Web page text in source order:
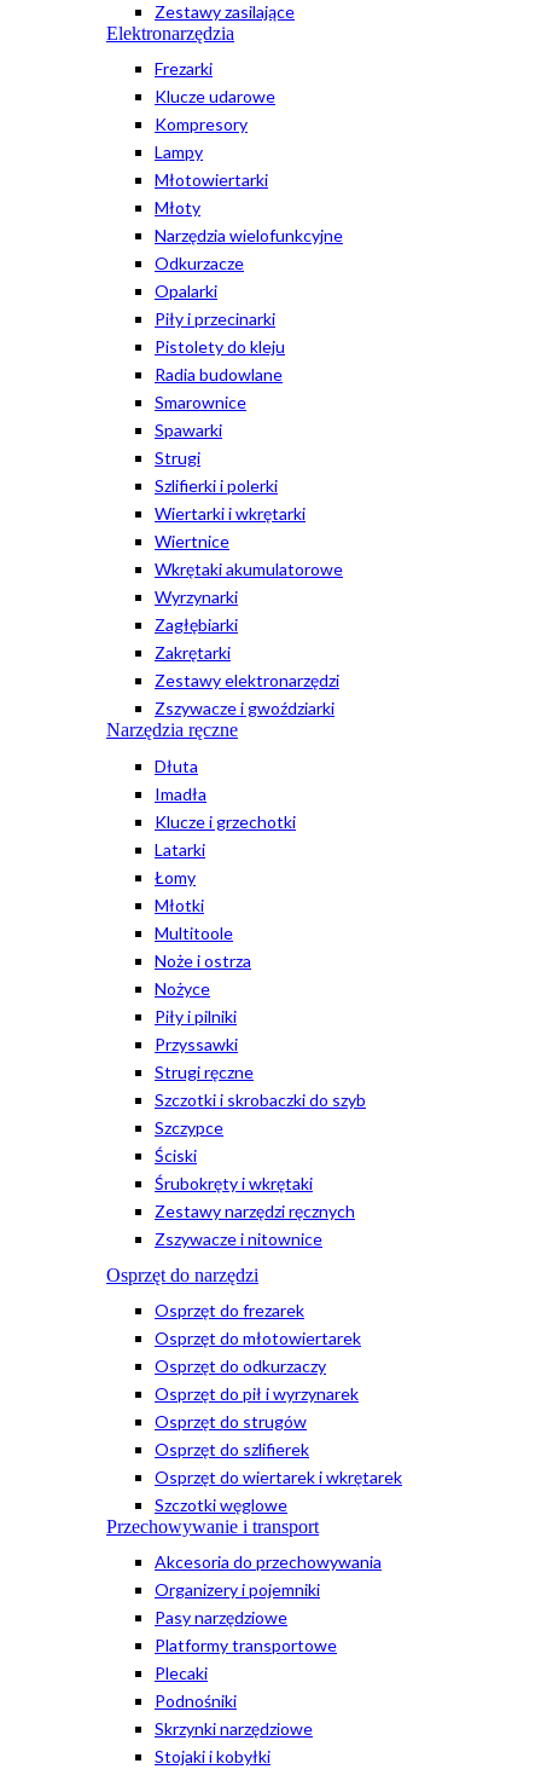
Zestawy zasilające
Elektronarzędzia
Frezarki
Klucze udarowe
Kompresory
Lampy
Młotowiertarki
Młoty
Narzędzia wielofunkcyjne
Odkurzacze
Opalarki
Piły i przecinarki
Pistolety do kleju
Radia budowlane
Smarownice
Spawarki
Strugi
Szlifierki i polerki
Wiertarki i wkrętarki
Wiertnice
Wkrętaki akumulatorowe
Wyrzynarki
Zagłębiarki
Zakrętarki
Zestawy elektronarzędzi
Zszywacze i gwoździarki
Narzędzia ręczne
Dłuta
Imadła
Klucze i grzechotki
Latarki
Łomy
Młotki
Multitoole
Noże i ostrza
Nożyce
Piły i pilniki
Przyssawki
Strugi ręczne
Szczotki i skrobaczki do szyb
Szczypce
Ściski
Śrubokręty i wkrętaki
Zestawy narzędzi ręcznych
Zszywacze i nitownice
Osprzęt do narzędzi
Osprzęt do frezarek
Osprzęt do młotowiertarek
Osprzęt do odkurzaczy
Osprzęt do pił i wyrzynarek
Osprzęt do strugów
Osprzęt do szlifierek
Osprzęt do wiertarek i wkrętarek
Szczotki węglowe
Przechowywanie i transport
Akcesoria do przechowywania
Organizery i pojemniki
Pasy narzędziowe
Platformy transportowe
Plecaki
Podnośniki
Skrzynki narzędziowe
Stojaki i kobyłki